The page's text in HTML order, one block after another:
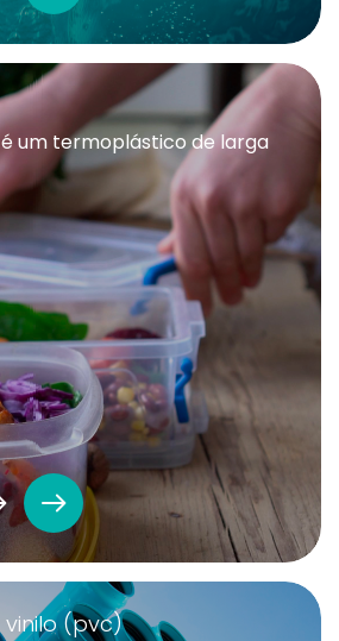
um termoplástico de larga
(pvc)